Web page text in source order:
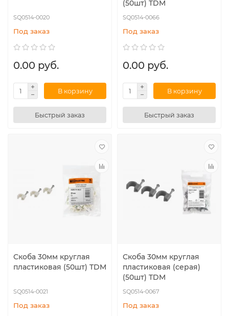
SQ0514-0020
Под заказ
0.00 руб.
В корзину
Быстрый заказ
(50шт) TDM
SQ0514-0066
Под заказ
0.00 руб.
В корзину
Быстрый заказ
Скоба 30мм круглая
пластиковая (50шт) TDM
SQ0514-0021
Под заказ
Скоба 30мм круглая
пластиковая (серая)
(50шт) TDM
SQ0514-0067
Под заказ